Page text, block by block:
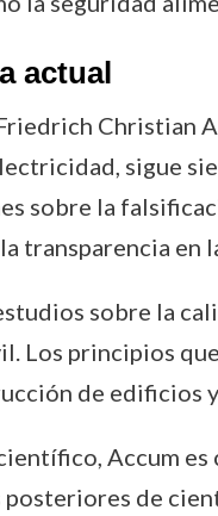
actual
Christian
sigue
sobre la
transparencia en
sobre la
Los principios
de edificios
Accum
posteriores de